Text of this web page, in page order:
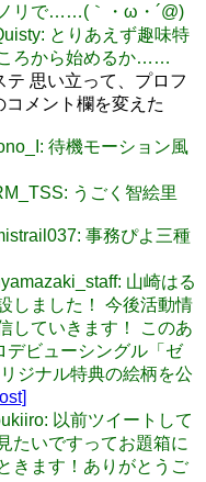
リで……(｀・ω・´@)
とりあえず趣味特
ろから始めるか……
テ 思い立って、プロフ
コメント欄を変えた
待機モーション風
うごく智絵里
事務ぴよ三種
山崎はる
しました！ 今後活動情
していきます！ このあ
デビューシングル「ゼ
ジナル特典の絵柄を公
以前ツイートして
たいですってお題箱に
きます！ありがとうご